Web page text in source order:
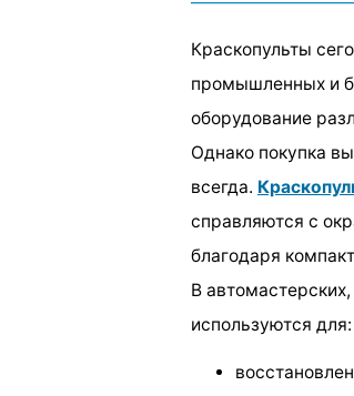
Краскопульты
промышленных и
оборудование
Однако покупка
всегда.
справляются с
благодаря
В
используются для: